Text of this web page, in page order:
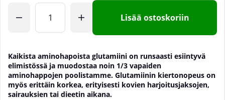
Lisää ostoskoriin
Kaikista aminohapoista glutamiini on runsaasti esiintyvä
elimistössä ja muodostaa noin 1/3 vapaiden
aminohappojen poolistamme. Glutamiinin kiertonopeus on
myös erittäin korkea, erityisesti kovien harjoitusjaksojen,
sairauksien tai dieetin aikana.